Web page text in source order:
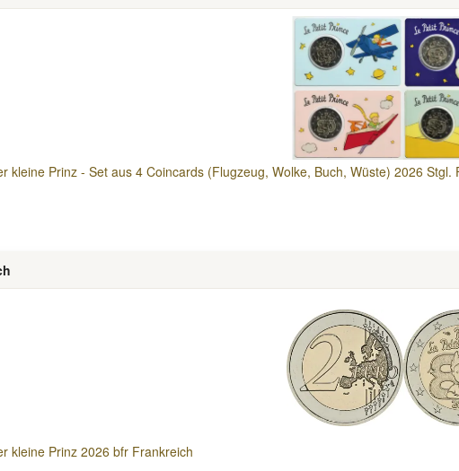
kleine Prinz - Set aus 4 Coincards (Flugzeug, Wolke, Buch, Wüste) 2026 Stgl.
kleine Prinz 2026 bfr Frankreich